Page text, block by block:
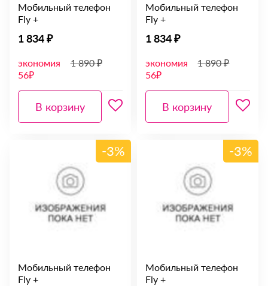
Мобильный телефон
Fly +
1 834 ₽
экономия
56₽
1 890 ₽
В корзину
Мобильный телефон
Fly +
1 834 ₽
экономия
56₽
1 890 ₽
В корзину
-3%
Мобильный телефон
Fly +
-3%
Мобильный телефон
Fly +